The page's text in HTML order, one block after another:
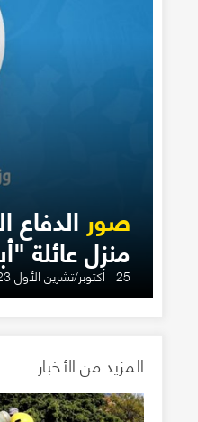
صور
منزل عائلة
25 أكتوبر/تشرين الأول 2023 الساعة 02:01 م بتوقيت القدس
المزيد من الأخبار